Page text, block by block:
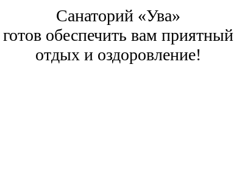
Санаторий «Ува»
готов обеспечить вам приятный
отдых и оздоровление!